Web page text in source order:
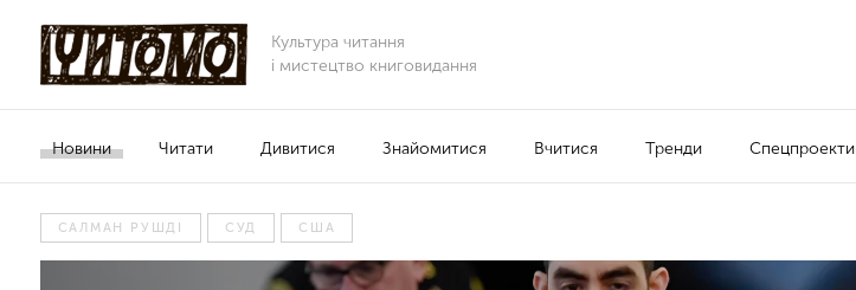
Культура читання
і мистецтво книговидання
Новини Читати Дивитися Знайомитися Вчитися Тренди Спецпроекти
САЛМАН РУШДІ СУД США